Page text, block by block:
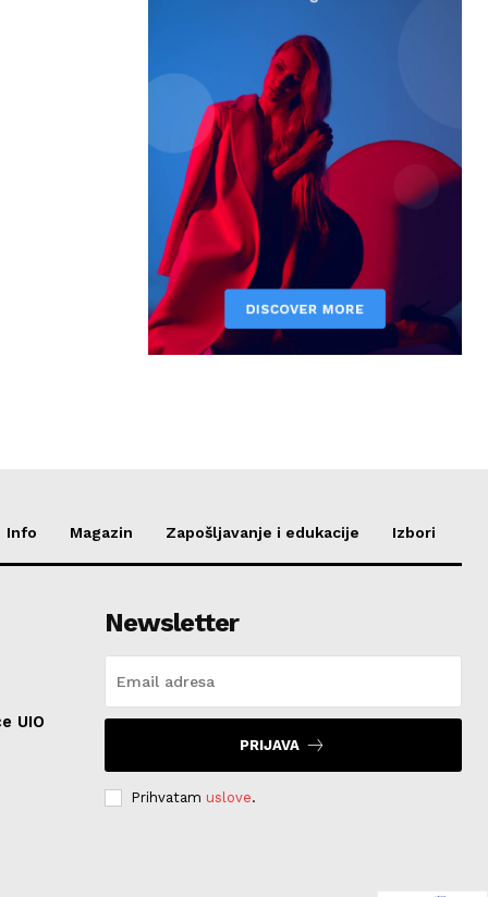
Info Magazin Zapošljavanje i edukacije Izbori
UIO
Newsletter
PRIJAVA
Prihvatam uslove.